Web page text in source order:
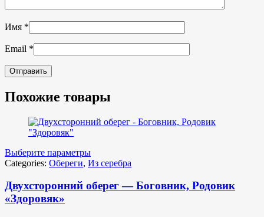
Имя *
Email *
Похожие товары
Выберите параметры
Categories: Обереги, Из серебра
Двухсторонний оберег — Боговник, Родовик
«Здоровяк»